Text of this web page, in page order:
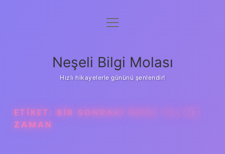
Anasayfa
Yasal Uyarı
menüyü
Neşeli Bilgi Molası
Hızlı hikayelerle gününü şenlendir!
ETIKET: BIR SONRAKI ÖKÜZ YILI NE
ZAMAN